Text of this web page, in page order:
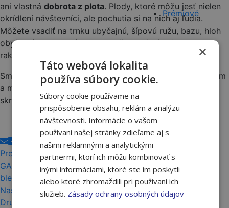
Prémiové
Kúpeľne
Obklady a
dlažby
Sanita
ani vlastná dobrota z plota. Plody, ktoré môžu jesť nielen
okrídlení návštevníci, ale pochutia si na nich aj ľudia.
Môžete vsadiť na trnku ubyčajnú, šípovú ružu, bazu, hloh
obyčajný, muchovník, jarabinu čiernu (aróniu), alebo
rakytník.
Smelo teda do toho! Pre radu, či nástroje zabehnite k nám
a my sľubujeme, že vysadenie dýchajúceho plota, ktorý
skrášli vašu záhradu, určite neoľutujete.
Predchádzajúci článok
GARDENA ClassicCut - zastrihnite okraje trávnika
bleskovo rýchlo
Nasledujúci článok
Druhé kolo NAKUPUJ A UŽÍVAJ je už tu!
×
Táto webová lokalita
používa súbory cookie.
Súbory cookie používame na
prispôsobenie obsahu, reklám a analýzu
návštevnosti. Informácie o vašom
používaní našej stránky zdieľame aj s
našimi reklamnými a analytickými
partnermi, ktorí ich môžu kombinovať s
inými informáciami, ktoré ste im poskytli
alebo ktoré zhromaždili pri používaní ich
služieb. Zásady ochrany osobných údajov